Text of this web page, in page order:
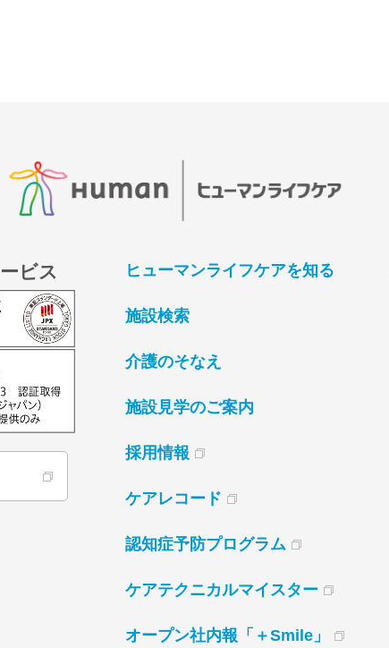
ビス ヒューマンライフケアを知る
施設検索
介護のそなえ
施設見学のご案内
採用情報
ケアレコード
認知症予防プログラム
ケアテクニカルマイスター
オープン社内報「＋Smile」